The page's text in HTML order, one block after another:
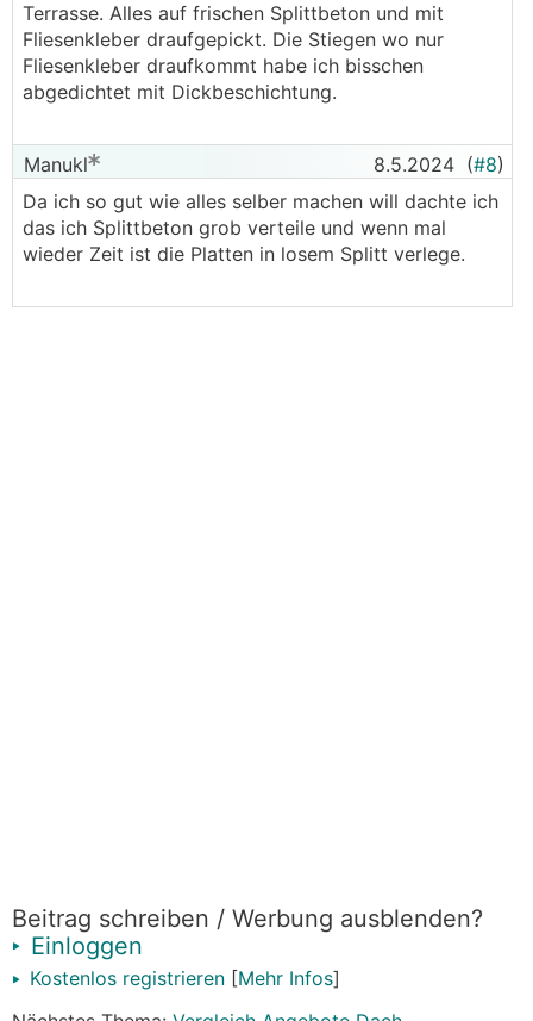
Terrasse. Alles auf frischen Splittbeton und mit
Fliesenkleber draufgepickt. Die Stiegen wo nur
Fliesenkleber draufkommt habe ich bisschen
abgedichtet mit Dickbeschichtung.
Manukl 8.5.2024 (#8)
Da ich so gut wie alles selber machen will dachte ich
das ich Splittbeton grob verteile und wenn mal
wieder Zeit ist die Platten in losem Splitt verlege.
Beitrag schreiben / Werbung ausblenden?
Einloggen
Kostenlos registrieren [Mehr Infos]